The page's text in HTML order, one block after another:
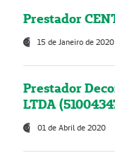
Prestador
15 de Janeiro de 2020
Prestador
LTDA
01 de Abril de 2020